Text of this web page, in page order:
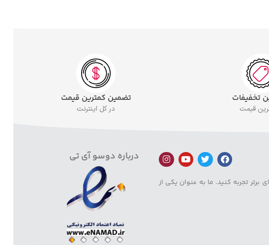
تخفیفات
قیمت
تضمین کمترین قیمت
در کل اینترنت
تجربه کنید. ما به عنوان یکی از
درباره دوسو آی تی